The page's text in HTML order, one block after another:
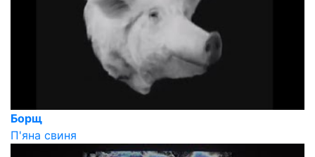
Борщ
П'яна свиня